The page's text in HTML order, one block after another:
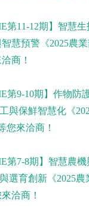
第11-12期】智慧
慧預警《2025農
商！
第9-10期】作物防
與保鮮智慧化《
您來洽商！
第7-8期】智慧農
選育創新《2025農
洽商！